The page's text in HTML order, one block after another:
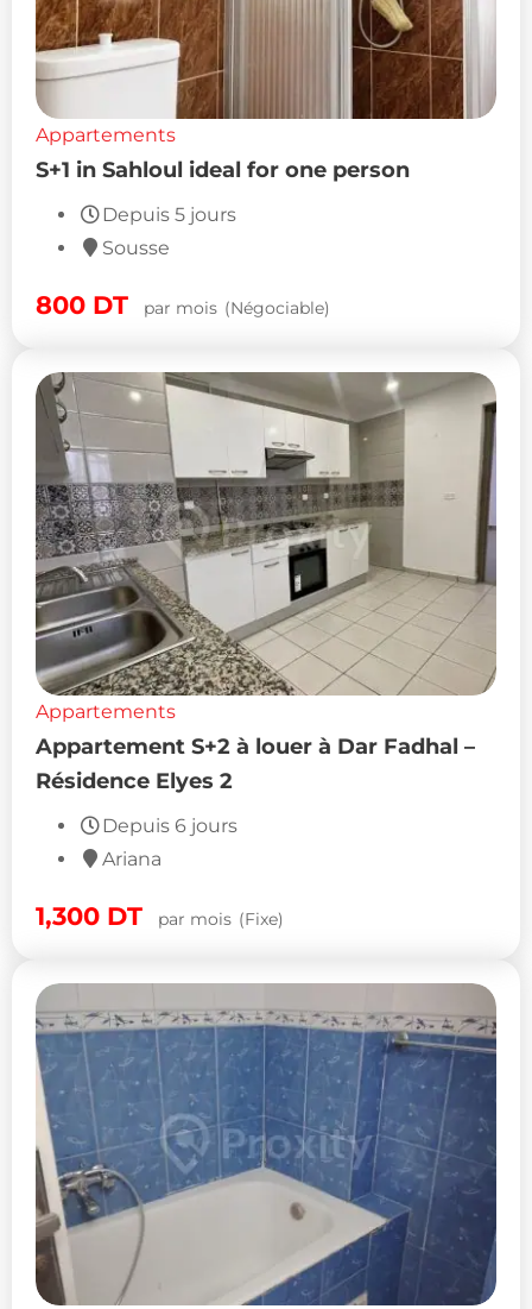
Appartements
S+1 in Sahloul ideal for one person
Depuis 5 jours
Sousse
800 DT par mois (Négociable)
Appartements
Appartement S+2 à louer à Dar Fadhal –
Résidence Elyes 2
Depuis 6 jours
Ariana
1,300 DT par mois (Fixe)